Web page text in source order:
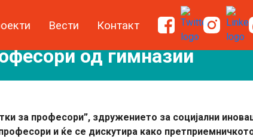
Вести Контакт
од гимназии
за професори”, здружението за социјални
и ќе се дискутира како